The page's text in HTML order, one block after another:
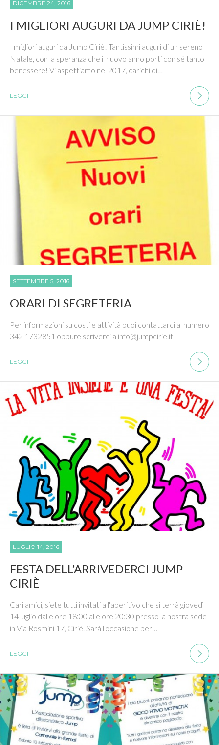
DICEMBRE 24, 2016
I MIGLIORI AUGURI DA JUMP CIRIÈ!
I migliori auguri da Jump Ciriè! Tantissimi auguri di un sereno
Natale, con la speranza che il nuovo anno porti con sé tanto
benessere! Vi aspettiamo nel 2017, carichi di…
LEGGI
SETTEMBRE 5, 2016
ORARI DI SEGRETERIA
Per informazioni su costi e attività puoi contattarci al numero
342 1732851 oppure scriverci a info@jumpcirie.it
LEGGI
LUGLIO 14, 2016
FESTA DELL’ARRIVEDERCI JUMP
CIRIÈ
Cari amici, siete tutti invitati all'aperitivo che si terrà giovedì
14 luglio dalle ore 18:00 alle ore 20:30 presso la nostra sede
in Via Rosmini 17, Ciriè. Sarà l'occasione per…
LEGGI